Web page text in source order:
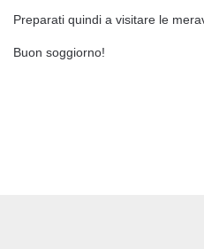
Preparati quindi a visitare le
Buon soggiorno!